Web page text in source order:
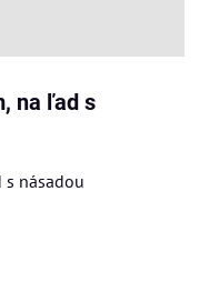
na ľad s
s násadou